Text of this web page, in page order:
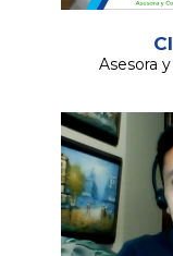
Asesora